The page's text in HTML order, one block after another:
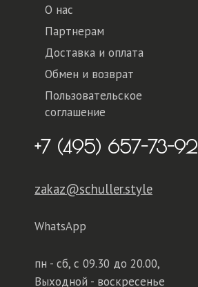
О нас
Партнерам
Доставка и оплата
Обмен и возврат
Пользовательское
соглашение
+7 (495) 657-73-92
zakaz@schuller.style
WhatsApp
пн - сб, с 09.30 до 20.00,
Выходной - воскресенье